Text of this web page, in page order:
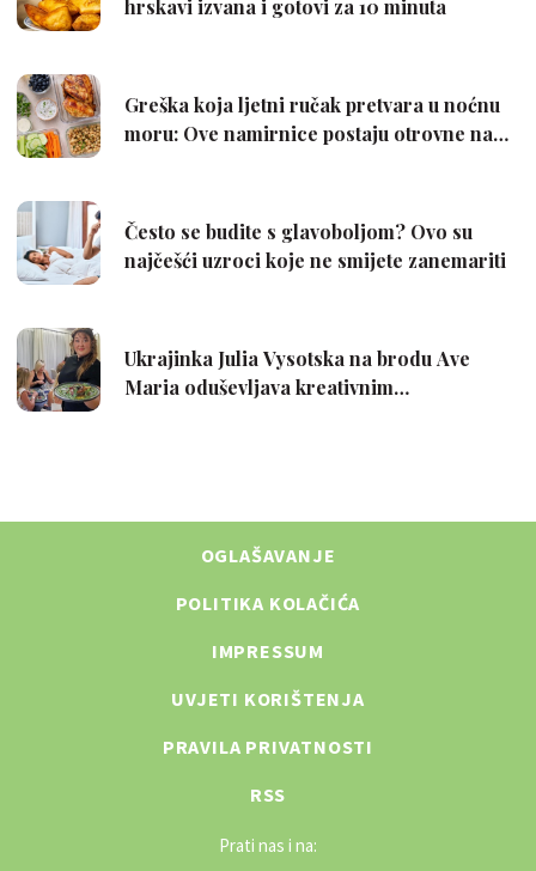
OGLAŠAVANJE
POLITIKA KOLAČIĆA
IMPRESSUM
UVJETI KORIŠTENJA
PRAVILA PRIVATNOSTI
RSS
Prati nas i na: